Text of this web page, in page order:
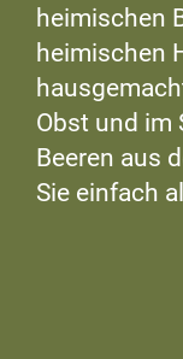
heimischen
heimischen
Obst und im
Beeren aus
Sie einfach